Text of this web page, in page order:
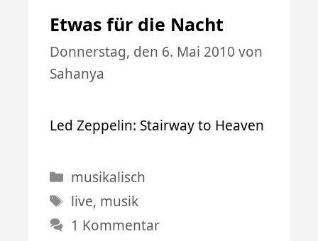
Etwas für die Nacht
Donnerstag, den 6. Mai 2010 von
Sahanya
Led Zeppelin: Stairway to Heaven
Kategorien
musikalisch
Schlagwörter
live, musik
1 Kommentar